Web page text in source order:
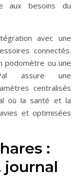
aux besoins du
avec une
connectés.
podomètre ou une
assure une
centralisés
où la santé et la
et optimisées
: